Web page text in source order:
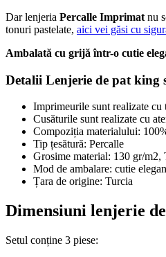
Dar lenjeria Percalle Imprimat nu
tonuri pastelate, aici vei găsi cu
Ambalată cu grijă într-o cutie
Detalii Lenjerie de pat king
Imprimeurile sunt realizate cu
Cusăturile sunt realizate cu
Compoziția materialului:
Tip țesătură: Percalle
Grosime material: 130 gr/m2,
Mod de ambalare: cutie
Țara de origine: Turcia
Dimensiuni lenjerie
Setul conține 3 piese: